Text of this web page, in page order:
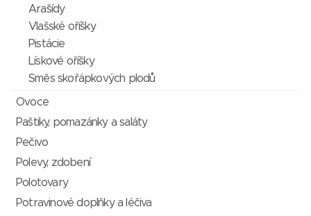
Arašídy
Vlašské oříšky
Pistácie
Lískové oříšky
Směs skořápkových plodů
Ovoce
Paštiky, pomazánky a saláty
Pečivo
Polevy, zdobení
Polotovary
Potravinové doplňky a léčiva